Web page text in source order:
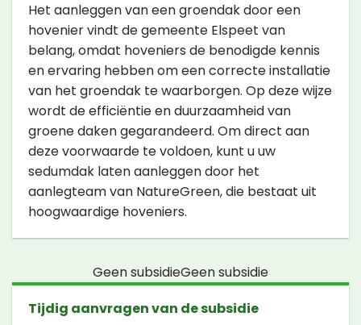
Het aanleggen van een groendak door een
hovenier vindt de gemeente Elspeet van
belang, omdat hoveniers de benodigde kennis
en ervaring hebben om een correcte installatie
van het groendak te waarborgen. Op deze wijze
wordt de efficiëntie en duurzaamheid van
groene daken gegarandeerd. Om direct aan
deze voorwaarde te voldoen, kunt u uw
sedumdak laten aanleggen door het
aanlegteam van NatureGreen, die bestaat uit
hoogwaardige hoveniers.
Geen subsidieGeen subsidie
Tijdig aanvragen van de subsidie